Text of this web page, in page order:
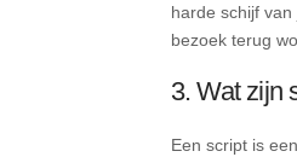
harde schijf
bezoek terug
3. Wat zijn
Een script is